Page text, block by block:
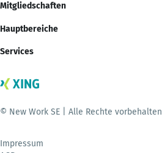
Mitgliedschaften
Hauptbereiche
Services
© New Work SE | Alle Rechte vorbehalten
Impressum